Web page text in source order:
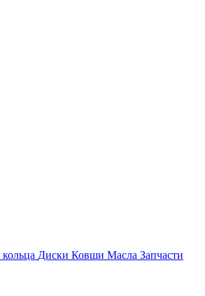
Диски Ковши Масла Запчасти